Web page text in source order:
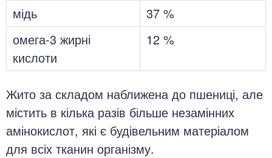
мідь
37 %
омега-3 жирні
кислоти
12 %
Жито за складом наближена до пшениці, але
містить в кілька разів більше незамінних
амінокислот, які є будівельним матеріалом
для всіх тканин організму.